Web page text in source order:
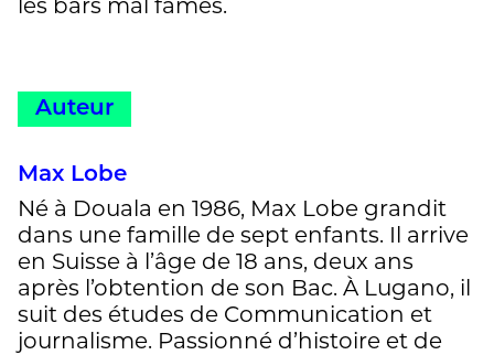
les bars mal famés.
Auteur
Max Lobe
Né à Douala en 1986, Max Lobe grandit
dans une famille de sept enfants. Il arrive
en Suisse à l’âge de 18 ans, deux ans
après l’obtention de son Bac. À Lugano, il
suit des études de Communication et
journalisme. Passionné d’histoire et de